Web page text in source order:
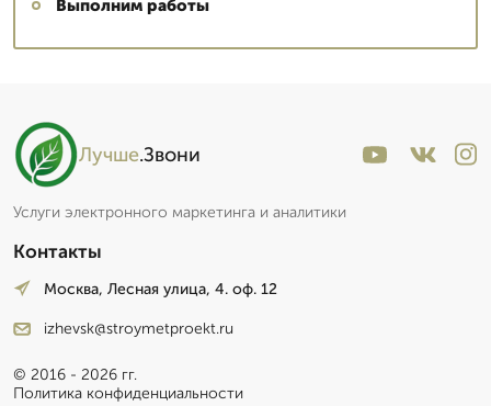
Выполним работы
Лучше.Звони
Услуги электронного маркетинга и аналитики
Контакты
Москва, Лесная улица, 4. оф. 12
izhevsk@stroymetproekt.ru
© 2016 - 2026 гг.
Политика конфиденциальности